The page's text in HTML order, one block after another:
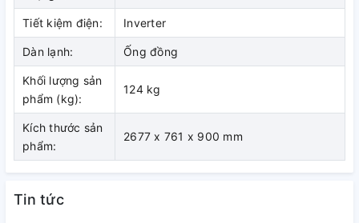
Gas làm lạnh sử dụng cho tủ là gas R600A tăng khả năng
làm lạnh và thân thiện với môi trường.
Tiết kiệm điện: Inverter
Dàn lạnh: Ống đồng
Khối lượng sản
phẩm (kg):
124 kg
Kích thước sản
phẩm:
2677 x 761 x 900 mm
Tin tức